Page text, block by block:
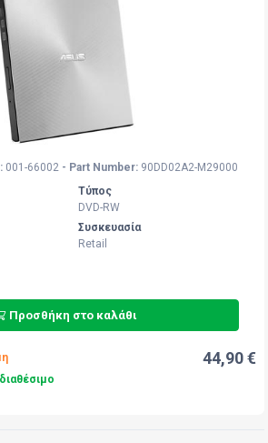
001-66002 - Part Number: 90DD02A2-M29000
Τύπος
DVD-RW
Συσκευασία
Retail
Προσθήκη στο καλάθι
44,90 €